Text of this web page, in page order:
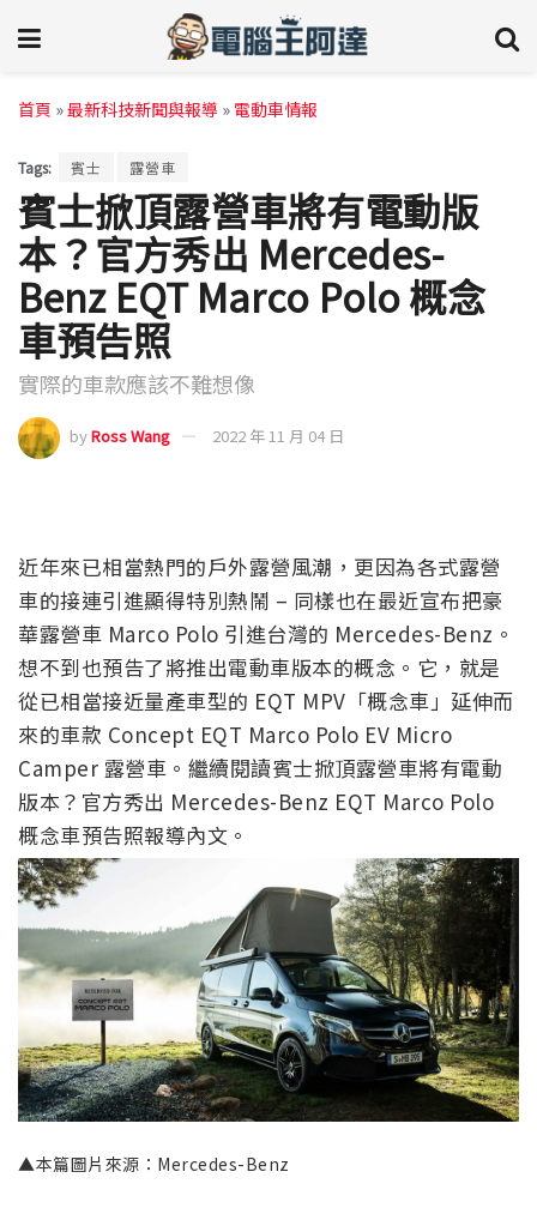
首頁 »最新科技新聞與報導 » 電動車情報
Tags: 賓士 露營車
賓士掀頂露營車將有電動版
本？官方秀出 Mercedes-
Benz EQT Marco Polo 概念
車預告照
實際的車款應該不難想像
byRoss Wang 2022 年 11 月 04 日
近年來已相當熱門的戶外露營風潮，更因為各式露營
車的接連引進顯得特別熱鬧 – 同樣也在最近宣布把豪
華露營車 Marco Polo 引進台灣的 Mercedes-Benz。
想不到也預告了將推出電動車版本的概念。它，就是
從已相當接近量產車型的 EQT MPV「概念車」延伸而
來的車款 Concept EQT Marco Polo EV Micro
Camper 露營車。繼續閱讀賓士掀頂露營車將有電動
版本？官方秀出 Mercedes-Benz EQT Marco Polo
概念車預告照報導內文。
▲本篇圖片來源：Mercedes-Benz